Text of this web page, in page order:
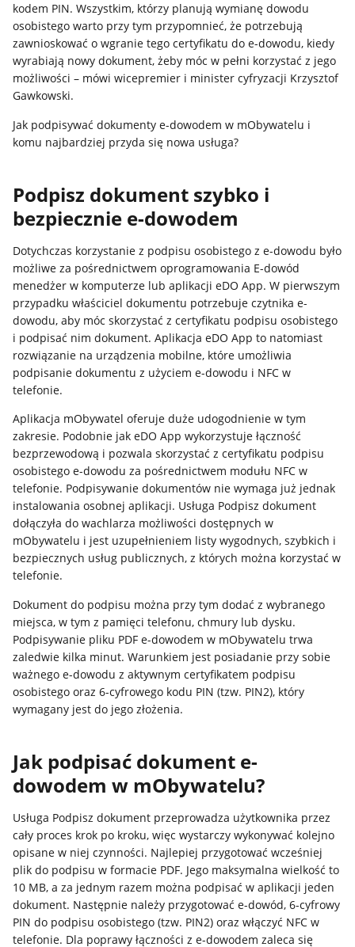
kodem PIN. Wszystkim, którzy planują wymianę dowodu
osobistego warto przy tym przypomnieć, że potrzebują
zawnioskować o wgranie tego certyfikatu do e-dowodu, kiedy
wyrabiają nowy dokument, żeby móc w pełni korzystać z jego
możliwości – mówi wicepremier i minister cyfryzacji Krzysztof
Gawkowski.
Jak podpisywać dokumenty e-dowodem w mObywatelu i
komu najbardziej przyda się nowa usługa?
Podpisz dokument szybko i
bezpiecznie e-dowodem
Dotychczas korzystanie z podpisu osobistego z e-dowodu było
możliwe za pośrednictwem oprogramowania E-dowód
menedżer w komputerze lub aplikacji eDO App. W pierwszym
przypadku właściciel dokumentu potrzebuje czytnika e-
dowodu, aby móc skorzystać z certyfikatu podpisu osobistego
i podpisać nim dokument. Aplikacja eDO App to natomiast
rozwiązanie na urządzenia mobilne, które umożliwia
podpisanie dokumentu z użyciem e-dowodu i NFC w
telefonie.
Aplikacja mObywatel oferuje duże udogodnienie w tym
zakresie. Podobnie jak eDO App wykorzystuje łączność
bezprzewodową i pozwala skorzystać z certyfikatu podpisu
osobistego e-dowodu za pośrednictwem modułu NFC w
telefonie. Podpisywanie dokumentów nie wymaga już jednak
instalowania osobnej aplikacji. Usługa Podpisz dokument
dołączyła do wachlarza możliwości dostępnych w
mObywatelu i jest uzupełnieniem listy wygodnych, szybkich i
bezpiecznych usług publicznych, z których można korzystać w
telefonie.
Dokument do podpisu można przy tym dodać z wybranego
miejsca, w tym z pamięci telefonu, chmury lub dysku.
Podpisywanie pliku PDF e-dowodem w mObywatelu trwa
zaledwie kilka minut. Warunkiem jest posiadanie przy sobie
ważnego e-dowodu z aktywnym certyfikatem podpisu
osobistego oraz 6-cyfrowego kodu PIN (tzw. PIN2), który
wymagany jest do jego złożenia.
Jak podpisać dokument e-
dowodem w mObywatelu?
Usługa Podpisz dokument przeprowadza użytkownika przez
cały proces krok po kroku, więc wystarczy wykonywać kolejno
opisane w niej czynności. Najlepiej przygotować wcześniej
plik do podpisu w formacie PDF. Jego maksymalna wielkość to
10 MB, a za jednym razem można podpisać w aplikacji jeden
dokument. Następnie należy przygotować e-dowód, 6-cyfrowy
PIN do podpisu osobistego (tzw. PIN2) oraz włączyć NFC w
telefonie. Dla poprawy łączności z e-dowodem zaleca się